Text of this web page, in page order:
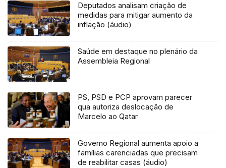
Deputados analisam criação de
medidas para mitigar aumento da
inflação (áudio)
Saúde em destaque no plenário da
Assembleia Regional
PS, PSD e PCP aprovam parecer
qua autoriza deslocação de
Marcelo ao Qatar
Governo Regional aumenta apoio a
famílias carenciadas que precisam
de reabilitar casas (áudio)